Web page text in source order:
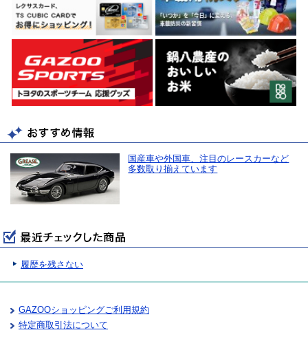
国産車や外国車、注目のレースカーなど
多数取り揃えています
履歴を残さない
GAZOOショッピングご利用規約
特定商取引法について